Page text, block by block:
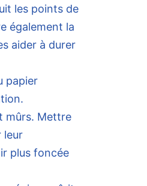
les points de
également la
aider à durer
papier
mûrs. Mettre
leur
plus foncée